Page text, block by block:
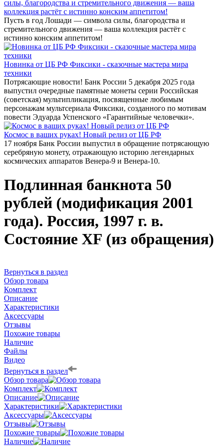
силы, благородства и стремительного движения — ваша
коллекция растёт с истинно конским аппетитом!
Пусть в год Лошади — символа силы, благородства и
стремительного движения — ваша коллекция растёт с
истинно конским аппетитом!
Новинка от ЦБ РФ Фиксики - сказочные мастера мира
техники
Потрясающие новости! Банк России 5 декабря 2025 года
выпустил очередные памятные монеты серии Российская
(советская) мультипликация, посвященные любимым
персонажам мультсериала Фиксики, созданного по мотивам
повести Эдуарда Успенского «Гарантийные человечки».
Космос в ваших руках! Новый релиз от ЦБ РФ
17 ноября Банк России выпустил в обращение потрясающую
серебряную монету, отражающую историю легендарных
космических аппаратов Венера-9 и Венера-10.
Подлинная банкнота 50
рублей (модификация 2001
года). Россия, 1997 г. в.
Состояние XF (из обращения)
Вернуться в раздел
Обзор товара
Комплект
Описание
Характеристики
Аксессуары
Отзывы
Похожие товары
Наличие
Файлы
Видео
Вернуться в раздел
Обзор товара
Комплект
Описание
Характеристики
Аксессуары
Отзывы
Похожие товары
Наличие